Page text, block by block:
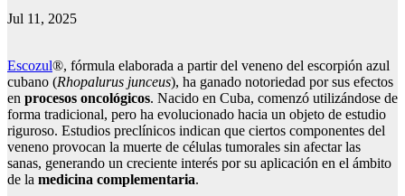
Jul 11, 2025
Escozul®, fórmula elaborada a partir del veneno del escorpión azul
cubano (Rhopalurus junceus), ha ganado notoriedad por sus efectos
en procesos oncológicos. Nacido en Cuba, comenzó utilizándose de
forma tradicional, pero ha evolucionado hacia un objeto de estudio
riguroso. Estudios preclínicos indican que ciertos componentes del
veneno provocan la muerte de células tumorales sin afectar las
sanas, generando un creciente interés por su aplicación en el ámbito
de la medicina complementaria.